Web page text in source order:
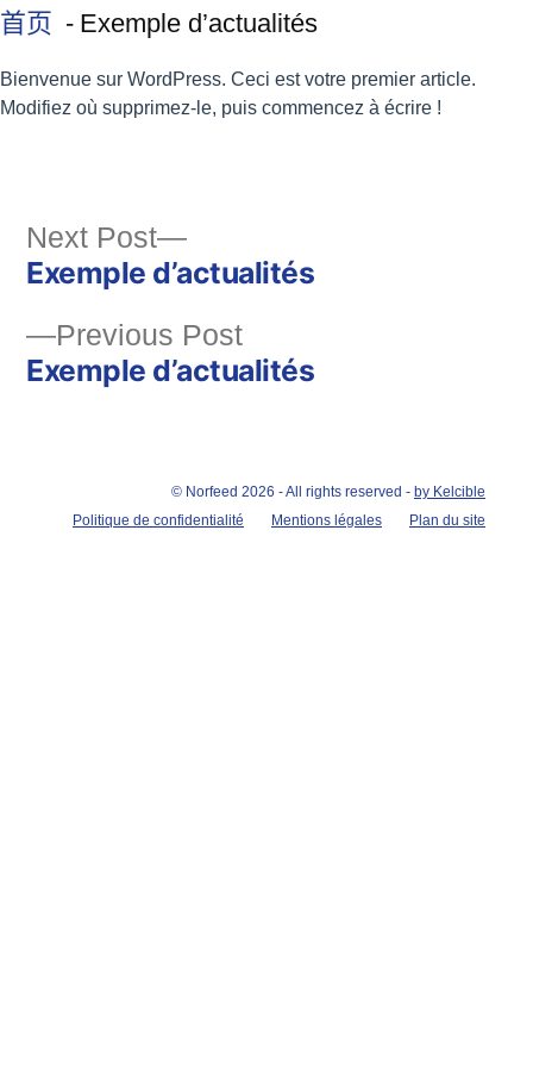
首页 Exemple d’actualités
Bienvenue sur WordPress. Ceci est votre premier article.
Modifiez où supprimez-le, puis commencez à écrire !
Previous Post
Exemple d’actualités
Next Post
Exemple d’actualités
© Norfeed 2026 - All rights reserved - by Kelcible
Politique de confidentialité
Mentions légales Plan du site